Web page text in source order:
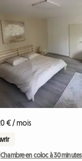
€ / mois
Chambre en coloc à 30